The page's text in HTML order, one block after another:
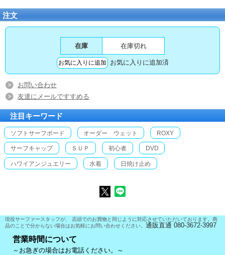
注文
在庫 在庫切れ
お気に入りに追加済
お問い合わせ
友達にメールですすめる
注目キーワード
ソフトサーフボード オーダー ウェット ROXY
サーフキャップ ＳＵＰ 初心者 DVD
ハワイアンジュエリー 水着 日焼け止め
現役サーファースタッフが、 店頭でのお買物と同じように対応させていただいております。商
品のことで分からない場合はお気軽にお問い合わせください。 通販直通 080-3672-3997
営業時間について
～お急ぎの場合はお電話ください。～